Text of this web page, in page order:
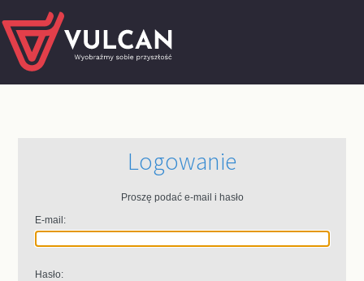
Logowanie
Proszę podać e-mail i hasło
E-mail:
Hasło: